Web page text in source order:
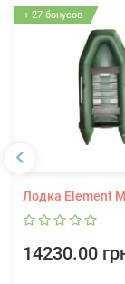
+ 27 бонусов
Лодка Element
14230.00